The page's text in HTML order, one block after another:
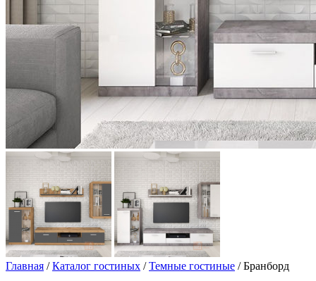
Главная /Каталог гостиных /Темные гостиные / Бранборд